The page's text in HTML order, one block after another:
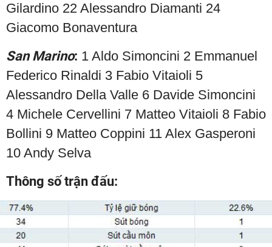
Gilardino 22 Alessandro Diamanti 24
Giacomo Bonaventura
San Marino: 1 Aldo Simoncini 2 Emmanuel
Federico Rinaldi 3 Fabio Vitaioli 5
Alessandro Della Valle 6 Davide Simoncini
4 Michele Cervellini 7 Matteo Vitaioli 8 Fabio
Bollini 9 Matteo Coppini 11 Alex Gasperoni
10 Andy Selva
Thông số trận đấu: